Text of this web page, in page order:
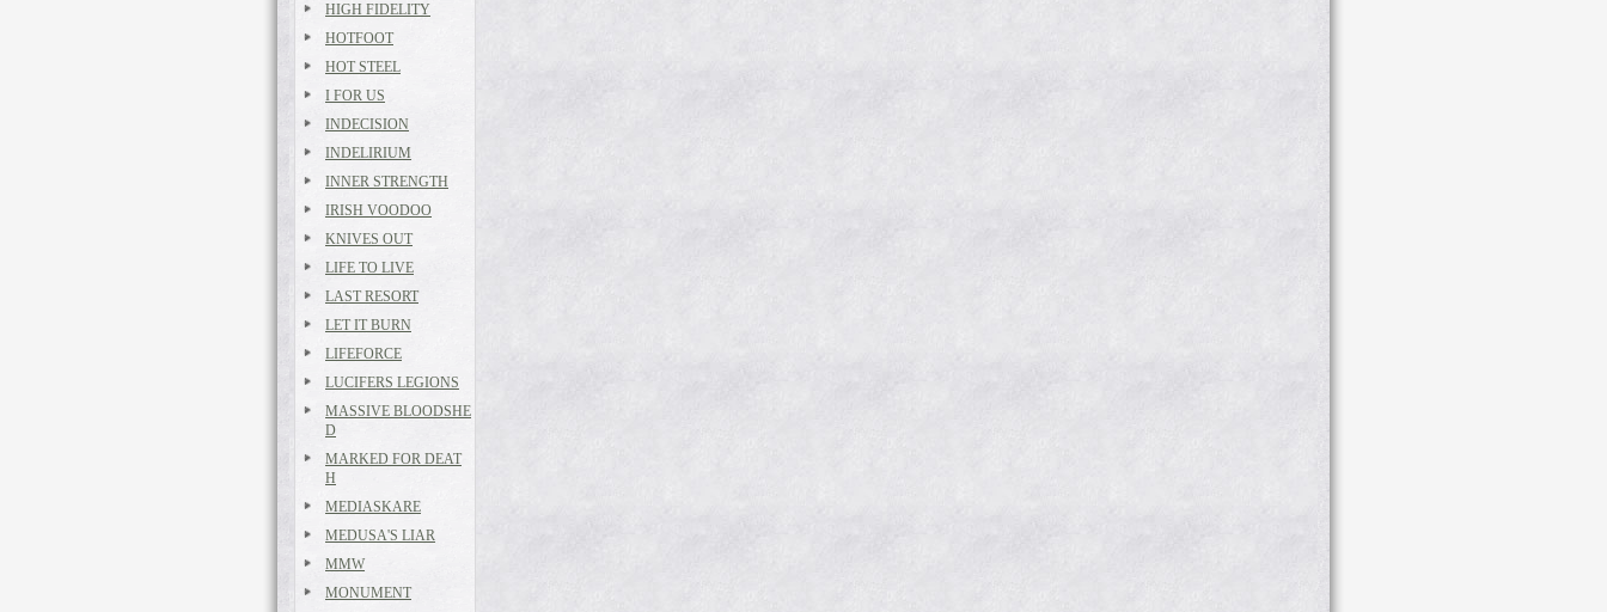
HIGH FIDELITY
HOTFOOT
HOT STEEL
I FOR US
INDECISION
INDELIRIUM
INNER STRENGTH
IRISH VOODOO
KNIVES OUT
LIFE TO LIVE
LAST RESORT
LET IT BURN
LIFEFORCE
LUCIFERS LEGIONS
MASSIVE BLOODSHE
D
MARKED FOR DEAT
H
MEDIASKARE
MEDUSA'S LIAR
MMW
MONUMENT